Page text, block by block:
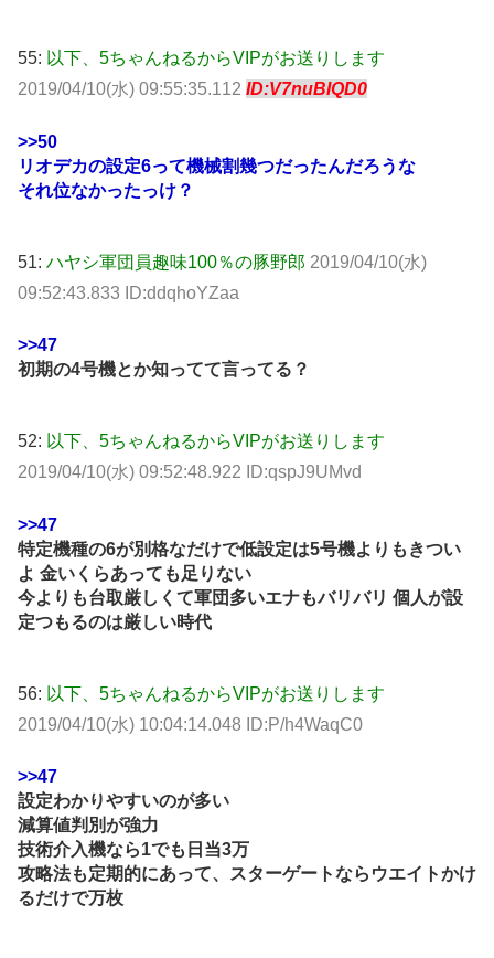
55: 以下、5ちゃんねるからVIPがお送りします
2019/04/10(水) 09:55:35.112 ID:V7nuBIQD0
>>50
リオデカの設定6って機械割幾つだったんだろうな
それ位なかったっけ？
51: ハヤシ軍団員趣味100％の豚野郎 2019/04/10(水)
09:52:43.833 ID:ddqhoYZaa
>>47
初期の4号機とか知ってて言ってる？
52: 以下、5ちゃんねるからVIPがお送りします
2019/04/10(水) 09:52:48.922 ID:qspJ9UMvd
>>47
特定機種の6が別格なだけで低設定は5号機よりもきつい
よ 金いくらあっても足りない
今よりも台取厳しくて軍団多いエナもバリバリ 個人が設
定つもるのは厳しい時代
56: 以下、5ちゃんねるからVIPがお送りします
2019/04/10(水) 10:04:14.048 ID:P/h4WaqC0
>>47
設定わかりやすいのが多い
減算値判別が強力
技術介入機なら1でも日当3万
攻略法も定期的にあって、スターゲートならウエイトかけ
るだけで万枚